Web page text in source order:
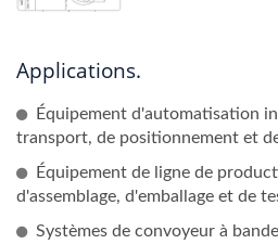
Applications.
Équipement d'automatisation
transport, de positionnement et
Équipement de ligne de
d'assemblage, d'emballage et de
Systèmes de convoyeur à